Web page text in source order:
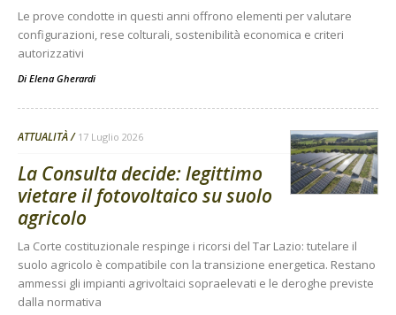
Le prove condotte in questi anni offrono elementi per valutare
configurazioni, rese colturali, sostenibilità economica e criteri
autorizzativi
Di Elena Gherardi
ATTUALITÀ 17 Luglio 2026
La Consulta decide: legittimo
vietare il fotovoltaico su suolo
agricolo
La Corte costituzionale respinge i ricorsi del Tar Lazio: tutelare il
suolo agricolo è compatibile con la transizione energetica. Restano
ammessi gli impianti agrivoltaici sopraelevati e le deroghe previste
dalla normativa